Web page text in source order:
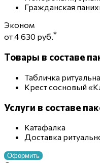
Гражданская
Эконом
от 4 630 руб.*
Товары в составе
Табличка
Крест сосновый
Услуги в составе
Катафалка
Доставка
Оформить